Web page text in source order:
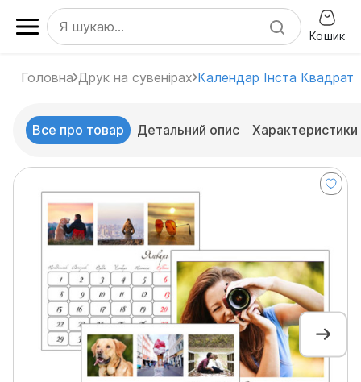
Кошик
Головна Друк на сувенірах Календар Інста Квадрат
Все про товар Детальний опис Характеристики